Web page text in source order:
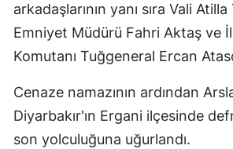
arkadaşlarının yanı sıra Vali
Emniyet Müdürü Fahri Aktaş ve
Komutanı Tuğgeneral Ercan
Cenaze namazının ardından
Diyarbakır'ın Ergani ilçesinde
son yolculuğuna uğurlandı.